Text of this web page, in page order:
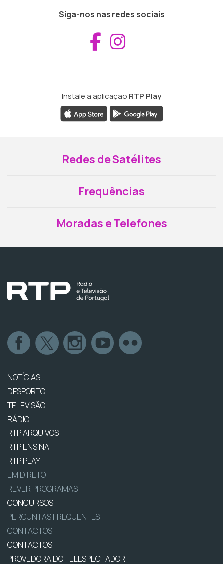
Siga-nos nas redes sociais
Aceder ao
Instale a aplicação RTP Play
Redes de Satélites
Frequências
Moradas e Telefones
NOTÍCIAS
DESPORTO
TELEVISÃO
RÁDIO
RTP ARQUIVOS
RTP ENSINA
RTP PLAY
EM DIRETO
REVER PROGRAMAS
CONCURSOS
PERGUNTAS FREQUENTES
CONTACTOS
CONTACTOS
PROVEDORA DO TELESPECTADOR